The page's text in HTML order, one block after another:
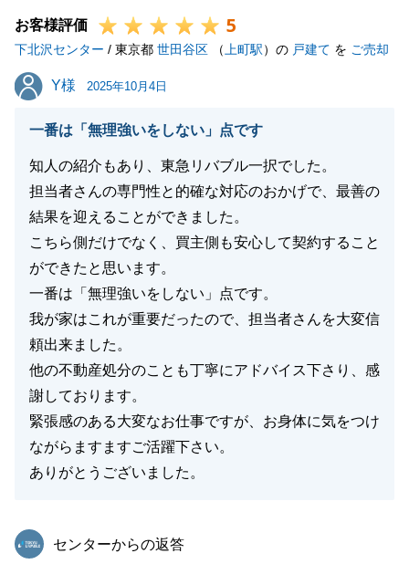
す。
Ｏ様の行動力のなせる業だと思いました。
新しい生活に慣れるまでは大変かとは思いますが、今
後もまた、何かありましたらいつでもお声掛けくださ
い。
閉じる
お客様評価 5
下北沢センター / 東京都 世田谷区 （ 上町駅）の 戸建て を ご売却
Y様
Y様 2025年10月4日
一番は「無理強いをしない」点です
知人の紹介もあり、東急リバブル一択でした。
担当者さんの専門性と的確な対応のおかげで、最善の
結果を迎えることができました。
こちら側だけでなく、買主側も安心して契約すること
ができたと思います。
一番は「無理強いをしない」点です。
我が家はこれが重要だったので、担当者さんを大変信
頼出来ました。
他の不動産処分のことも丁寧にアドバイス下さり、感
謝しております。
緊張感のある大変なお仕事ですが、お身体に気をつけ
ながらますますご活躍下さい。
ありがとうございました。
東急リバブル
センターからの返答